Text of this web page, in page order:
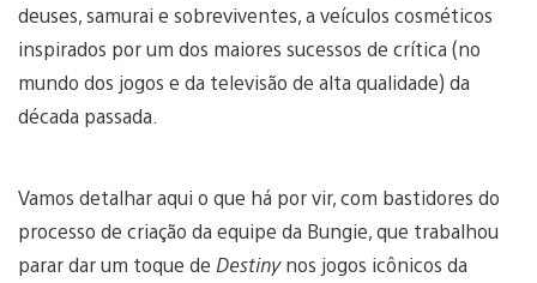
deuses, samurai e sobreviventes, a veículos cosméticos
inspirados por um dos maiores sucessos de crítica (no
mundo dos jogos e da televisão de alta qualidade) da
década passada.
Vamos detalhar aqui o que há por vir, com bastidores do
processo de criação da equipe da Bungie, que trabalhou
parar dar um toque de Destinynos jogos icônicos da